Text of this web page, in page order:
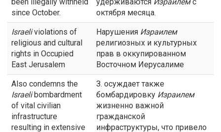
since October.
октября месяца.
Israeliviolations of
religious and cultural
rights in Occupied
East Jerusalem
Нарушения Израилем
религиозных и культурных
прав в оккупированном
Восточном Иерусалиме
Also condemns the
Israelibombardment
of vital civilian
infrastructure
resulting in extensive
З. осуждает также
бомбардировку Израилем
жизненно важной
гражданской
инфраструктуры, что привело